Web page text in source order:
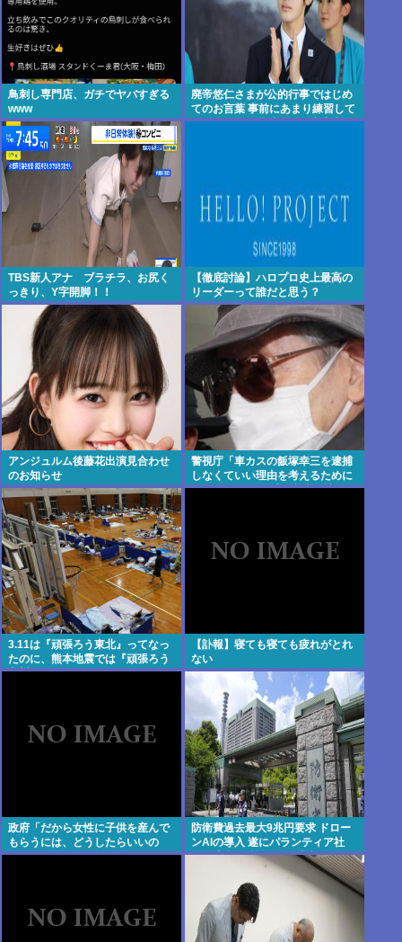
鳥刺し専門店、ガチでヤバすぎる
www
廃帝悠仁さまが公的行事ではじめ
てのお言葉 事前にあまり練習して
ないっぽい。滑舌悪いし大丈夫な
TBS新人アナ ブラチラ、お尻く
っきり、Y字開脚！！
【徹底討論】ハロプロ史上最高の
リーダーって誰だと思う？
アンジュルム後藤花出演見合わせ
のお知らせ
警視庁「車カスの飯塚幸三を逮捕
しなくていい理由を考えるために
1000ページもの法解釈書を読ん
3.11は『頑張ろう東北』ってなっ
たのに、熊本地震では『頑張ろう
九州』とならなかったのは何故な
【訃報】寝ても寝ても疲れがとれ
ない
政府「だから女性に子供を産んで
もらうには、どうしたらいいの
よ;;」
防衛費過去最大9兆円要求 ドロー
ンAIの導入 遂にパランティア社
(CIA出資)の戦術OSを導入か